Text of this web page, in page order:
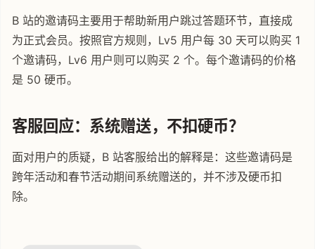
B 站的邀请码主要用于帮助新用户跳过答题环节，直接成
为正式会员。按照官方规则，Lv5 用户每 30 天可以购买 1
个邀请码，Lv6 用户则可以购买 2 个。每个邀请码的价格
是 50 硬币。
客服回应：系统赠送，不扣硬币？
面对用户的质疑，B 站客服给出的解释是：这些邀请码是
跨年活动和春节活动期间系统赠送的，并不涉及硬币扣
除。